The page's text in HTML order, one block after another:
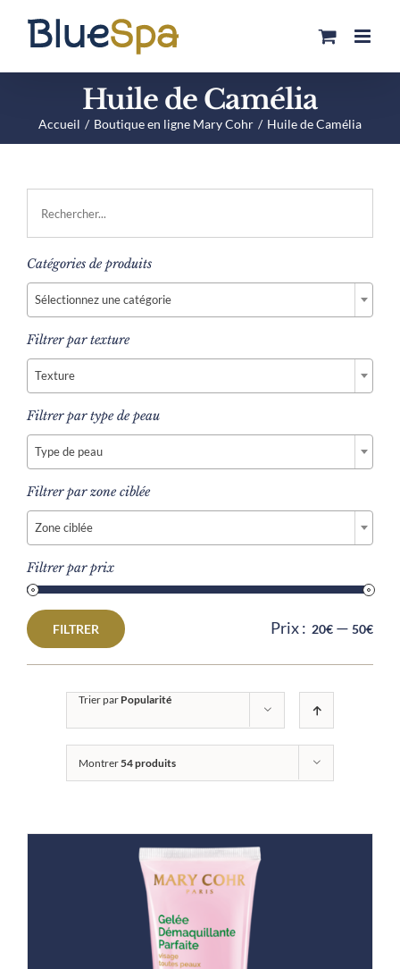
contenu
Huile de Camélia
Accueil Boutique en ligne Mary Cohr Huile de Camélia
Trier par Popularité
Montrer54 produits
Catégories de produits
Sélectionnez une catégorie
Filtrer par texture
Texture
Filtrer par type de peau
Type de peau
Filtrer par zone ciblée
Zone ciblée
Filtrer par prix
Prix
min
Prix
max
FILTRER Prix : 20€ — 50€